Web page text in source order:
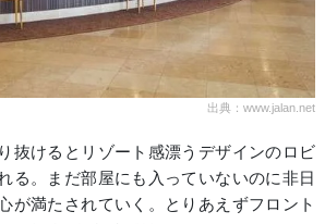
出典：www.jalan.net
抜けるとリゾート感漂うデザインのロビ
る。まだ部屋にも入っていないのに非日
が満たされていく。とりあえずフロント